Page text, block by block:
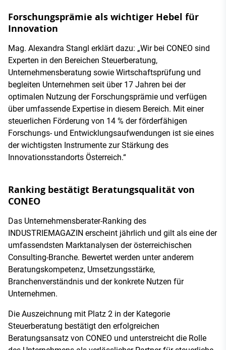
Forschungsprämie als wichtiger Hebel für
Innovation
Mag. Alexandra Stangl erklärt dazu: „Wir bei CONEO sind
Experten in den Bereichen Steuerberatung,
Unternehmensberatung sowie Wirtschaftsprüfung und
begleiten Unternehmen seit über 17 Jahren bei der
optimalen Nutzung der Forschungsprämie und verfügen
über umfassende Expertise in diesem Bereich. Mit einer
steuerlichen Förderung von 14 % der förderfähigen
Forschungs- und Entwicklungsaufwendungen ist sie eines
der wichtigsten Instrumente zur Stärkung des
Innovationsstandorts Österreich.“
Ranking bestätigt Beratungsqualität von
CONEO
Das Unternehmensberater-Ranking des
INDUSTRIEMAGAZIN erscheint jährlich und gilt als eine der
umfassendsten Marktanalysen der österreichischen
Consulting-Branche. Bewertet werden unter anderem
Beratungskompetenz, Umsetzungsstärke,
Branchenverständnis und der konkrete Nutzen für
Unternehmen.
Die Auszeichnung mit Platz 2 in der Kategorie
Steuerberatung bestätigt den erfolgreichen
Beratungsansatz von CONEO und unterstreicht die Rolle